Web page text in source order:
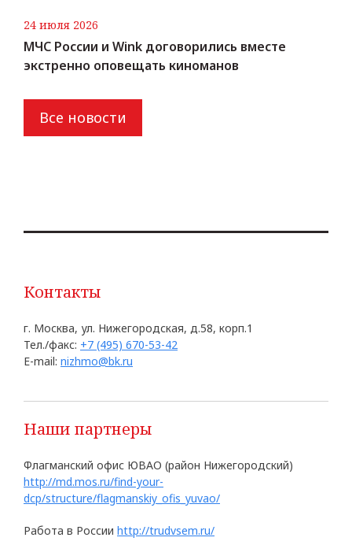
24 июля 2026
МЧС России и Wink договорились вместе
экстренно оповещать киноманов
Все новости
Контакты
г. Москва, ул. Нижегородская, д.58, корп.1
Тел./факс: +7 (495) 670-53-42
E-mail: nizhmo@bk.ru
Наши партнеры
Флагманский офис ЮВАО (район Нижегородский)
http://md.mos.ru/find-your-
dcp/structure/flagmanskiy_ofis_yuvao/
Работа в России http://trudvsem.ru/